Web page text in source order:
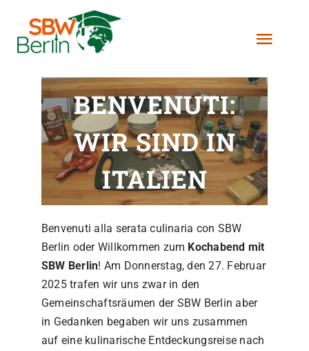
springen
Über Uns
Stipendien
Projekte
Helfen
Kontakt
BENVENUTI:
WIR SIND IN
ITALIEN
Benvenuti alla serata culinaria con SBW
Berlin oder Willkommen zum Kochabend mit
SBW Berlin! Am Donnerstag, den 27. Februar
2025 trafen wir uns zwar in den
Gemeinschaftsräumen der SBW Berlin aber
in Gedanken begaben wir uns zusammen
auf eine kulinarische Entdeckungsreise nach